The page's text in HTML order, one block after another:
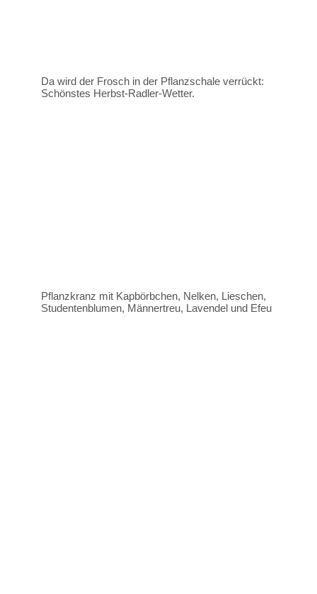
Da wird der Frosch in der Pflanzschale verrückt:
Schönstes Herbst-Radler-Wetter.
Pflanzkranz mit Kapbörbchen, Nelken, Lieschen,
Studentenblumen, Männertreu, Lavendel und Efeu